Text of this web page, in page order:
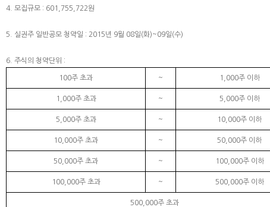
4. 모집규모 : 601,755,722원
5. 실권주 일반공모 청약일 : 2015년 9월 08일(화)~09일(수)
6. 주식의 청약단위 :
100주 초과 ~ 1,000주 이하
1,000주 초과 ~ 5,000주 이하
5,000주 초과 ~ 10,000주 이하
10,000주 초과 ~ 50,000주 이하
50,000주 초과 ~ 100,000주 이하
100,000주 초과 ~ 500,000주 이하
500,000주 초과